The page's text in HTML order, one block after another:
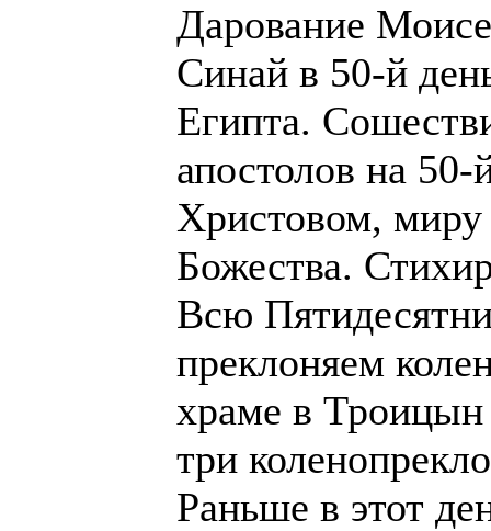
Дарование
Синай в 50-й
Египта.
апостолов на
Христовом, миру
Божества.
Всю
преклоняем
храме в Троицын
три
Раньше в этот